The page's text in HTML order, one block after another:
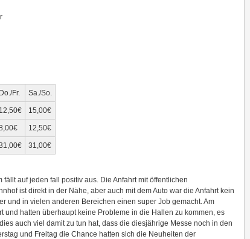
Do./Fr. Sa./So.
12,50€ 15,00€
12,50€
31,00€
auf jeden fall positiv aus. Die Anfahrt mit öffentlichen
ist direkt in der Nähe, aber auch mit dem Auto war die Anfahrt kein
und in vielen anderen Bereichen einen super Job gemacht. Am
und hatten überhaupt keine Probleme in die Hallen zu kommen, es
auch viel damit zu tun hat, dass die diesjährige Messe noch in den
und Freitag die Chance hatten sich die Neuheiten der